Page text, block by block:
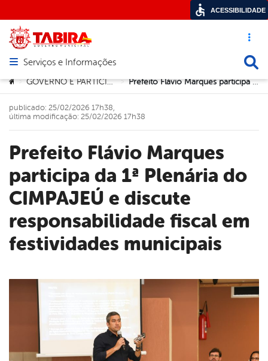
Acesso
Abrir menu principal de navegação
Serviços e Informações
Você está aqui:
> GOVERNO E PARTICIPAÇÃO SOCIAL > Prefeito Flávio Marques participa da 1ª Plenária do CIMPAJEÚ e discute responsabilidade fiscal em festividades municipais
Prefeito Flávio Marques
participa da 1ª Plenária do
CIMPAJEÚ e discute
responsabilidade fiscal em
festividades municipais
publicado: 25/02/2026 17h38,
última modificação: 25/02/2026 17h38
ACESSIBILIDADE